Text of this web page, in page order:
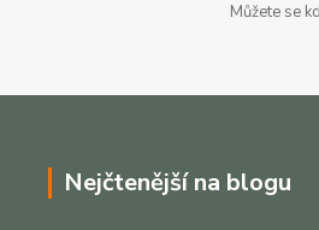
Můžete se
Nejčtenější na blogu